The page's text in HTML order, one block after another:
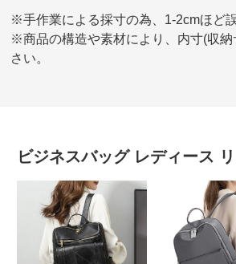
※手作業による採寸の為、1-2cmほど
※商品の構造や素材により、内寸(収
さい。
ビジネスバッグ レディース